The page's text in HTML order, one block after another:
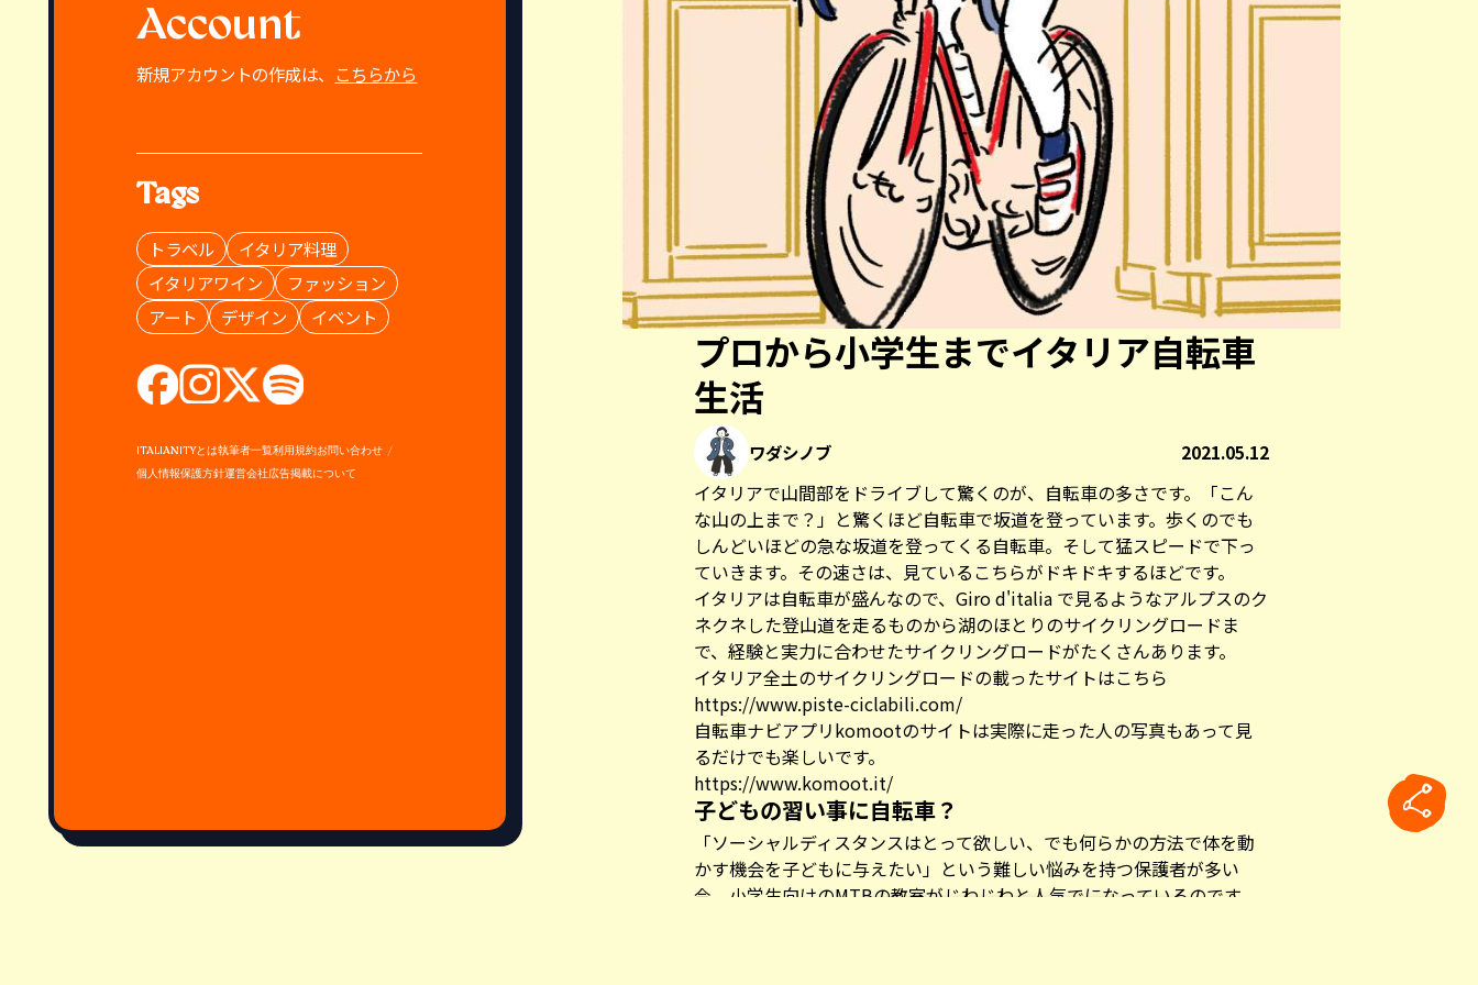
Account
新規アカウントの作成は、 こちらから
Tags
トラベル
イタリア料理
イタリアワイン
ファッション
アート
デザイン イベント
ITALIANITYとは執筆者一覧利用規約お問い合わせ
個人情報保護方針運営会社広告掲載について
プロから小学生までイタリア自転車
生活
ワダシノブ 2021.05.12
イタリアで山間部をドライブして驚くのが、自転車の多さです。「こん
な山の上まで？」と驚くほど自転車で坂道を登っています。歩くのでも
しんどいほどの急な坂道を登ってくる自転車。そして猛スピードで下っ
ていきます。その速さは、見ているこちらがドキドキするほどです。
イタリアは自転車が盛んなので、Giro d'italia で見るようなアルプスのク
ネクネした登山道を走るものから湖のほとりのサイクリングロードま
で、経験と実力に合わせたサイクリングロードがたくさんあります。
イタリア全土のサイクリングロードの載ったサイトはこちら
https://www.piste-ciclabili.com/
自転車ナビアプリkomootのサイトは実際に走った人の写真もあって見
るだけでも楽しいです。
https://www.komoot.it/
子どもの習い事に自転車？
「ソーシャルディスタンスはとって欲しい、でも何らかの方法で体を動
かす機会を子どもに与えたい」という難しい悩みを持つ保護者が多い
今、小学生向けのMTBの教室がじわじわと人気でになっているのです。